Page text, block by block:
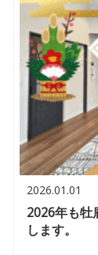
2026.01.01
2026年も牡
します。